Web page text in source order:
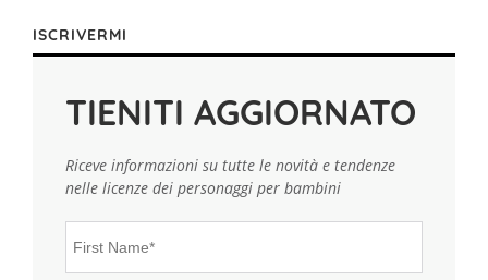
ISCRIVERMI
TIENITI AGGIORNATO
Riceve informazioni su tutte le novità e tendenze
nelle licenze dei personaggi per bambini